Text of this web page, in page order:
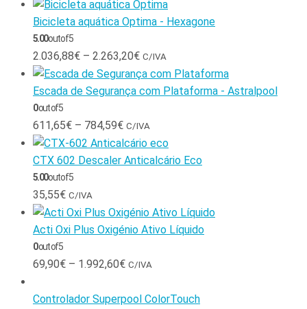
Bicicleta aquática Optima - Hexagone
5.00out of 5
2.036,88€ – 2.263,20€ C/IVA
Escada de Segurança com Plataforma - Astralpool
0out of 5
611,65€ – 784,59€ C/IVA
CTX 602 Descaler Anticalcário Eco
5.00out of 5
35,55€ C/IVA
Acti Oxi Plus Oxigénio Ativo Líquido
0out of 5
69,90€ – 1.992,60€ C/IVA
Controlador Superpool ColorTouch